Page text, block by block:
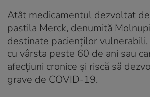
Atât medicamentul dezvoltat de
pastila Merck, denumită
destinate pacienților
cu vârsta peste 60 de ani sau
afecțiuni cronice și riscă să
grave de COVID-19.